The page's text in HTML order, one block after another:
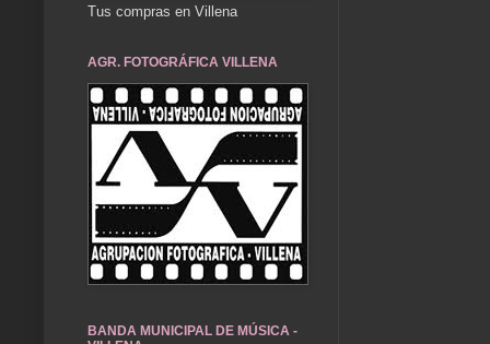
Tus compras en Villena
AGR. FOTOGRÁFICA VILLENA
BANDA MUNICIPAL DE MÚSICA -